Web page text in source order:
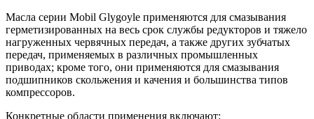
Масла серии Mobil Glygoyle применяются для смазывания
герметизированных на весь срок службы редукторов и тяжело
нагруженных червячных передач, а также других зубчатых
передач, применяемых в различных промышленных
приводах; кроме того, они применяются для смазывания
подшипников скольжения и качения и большинства типов
компрессоров.
Конкретные области применения включают: